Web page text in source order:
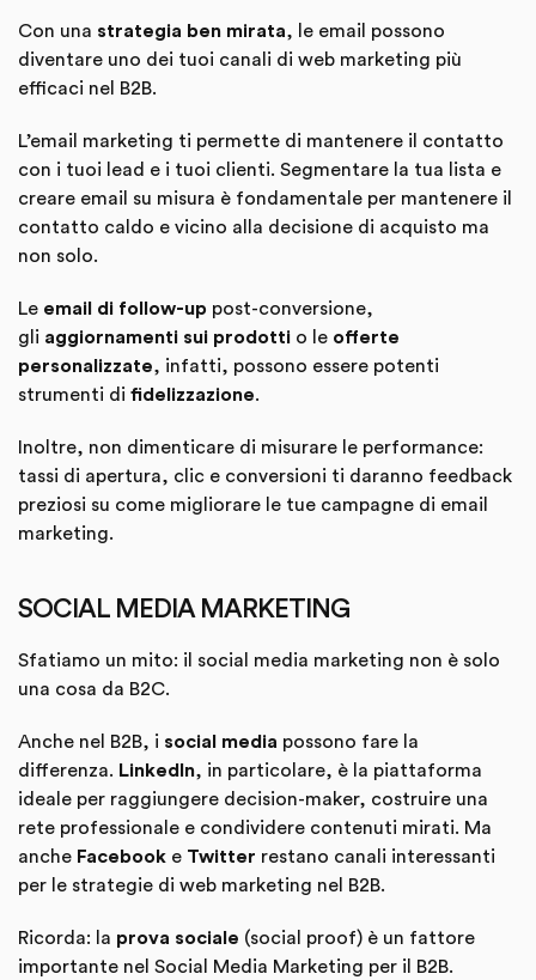
Con una strategia ben mirata, le email possono
diventare uno dei tuoi canali di web marketing più
efficaci nel B2B.
L’email marketing ti permette di mantenere il contatto
con i tuoi lead e i tuoi clienti. Segmentare la tua lista e
creare email su misura è fondamentale per mantenere il
contatto caldo e vicino alla decisione di acquisto ma
non solo.
Le email di follow-up post-conversione,
gli aggiornamenti sui prodotti o le offerte
personalizzate, infatti, possono essere potenti
strumenti di fidelizzazione.
Inoltre, non dimenticare di misurare le performance:
tassi di apertura, clic e conversioni ti daranno feedback
preziosi su come migliorare le tue campagne di email
marketing.
SOCIAL MEDIA MARKETING
Sfatiamo un mito: il social media marketing non è solo
una cosa da B2C.
Anche nel B2B, i social media possono fare la
differenza. LinkedIn, in particolare, è la piattaforma
ideale per raggiungere decision-maker, costruire una
rete professionale e condividere contenuti mirati. Ma
anche Facebook e Twitter restano canali interessanti
per le strategie di web marketing nel B2B.
Ricorda: la prova sociale (social proof) è un fattore
importante nel Social Media Marketing per il B2B.